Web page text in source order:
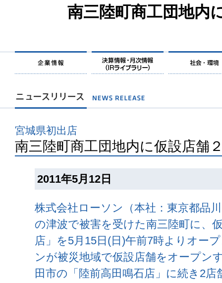
南三陸町商工団地内
宮城県初出店
南三陸町商工団地内に仮設店舗
2011年5月12日
株式会社ローソン（本社：東京都品
の津波で被害を受けた南三陸町に、
店」を5月15日(日)午前7時よりオー
ンが被災地域で仮設店舗をオープン
田市の「陸前高田鳴石店」に続き2